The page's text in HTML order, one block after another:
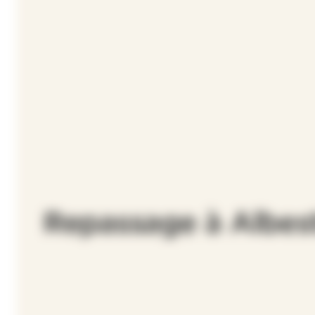
Repassage à